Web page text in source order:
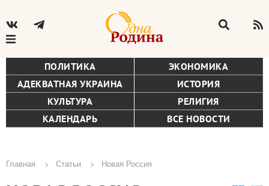
ПОЛИТИКА
ЭКОНОМИКА
АДЕКВАТНАЯ УКРАИНА
ИСТОРИЯ
КУЛЬТУРА
РЕЛИГИЯ
КАЛЕНДАРЬ
ВСЕ НОВОСТИ
Главная Статьи Новая Россия